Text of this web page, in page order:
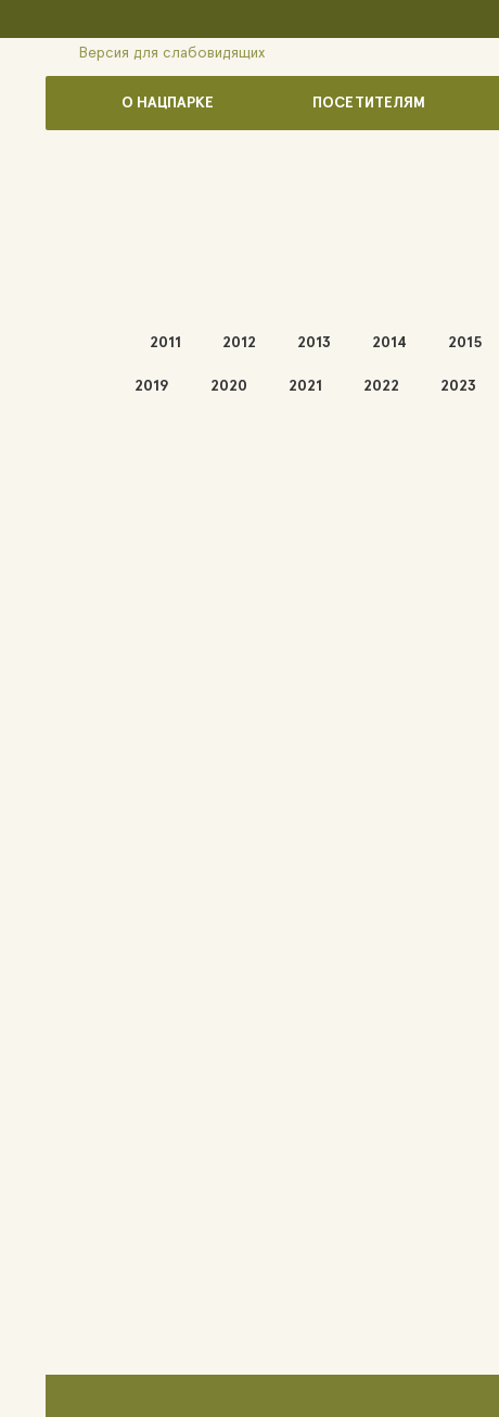
Версия для слабовидящих
О НАЦПАРКЕ ПОСЕТИТЕЛЯМ
2011 2012 2013 2014 2015
2019 2020 2021 2022 2023